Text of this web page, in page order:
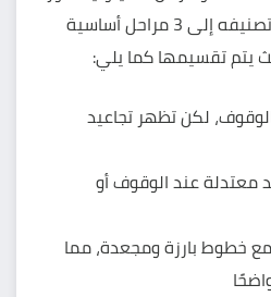
ظهورها عليك، حيث يتم تصنيفه إلى 3 مراحل أساسية
تقسيمها كما يلي:
لكن تظهر تجاعيد
معتدلة عند الوقوف أو
خطوط بارزة ومجعدة، مما